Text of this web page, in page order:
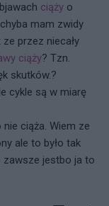
ciąży o
mam zwidy
przez niecały
ciąży? Tzn.
skutków.?
cykle są w miarę
ciąża. Wiem ze
ale to było tak
zawsze jestbo ja to